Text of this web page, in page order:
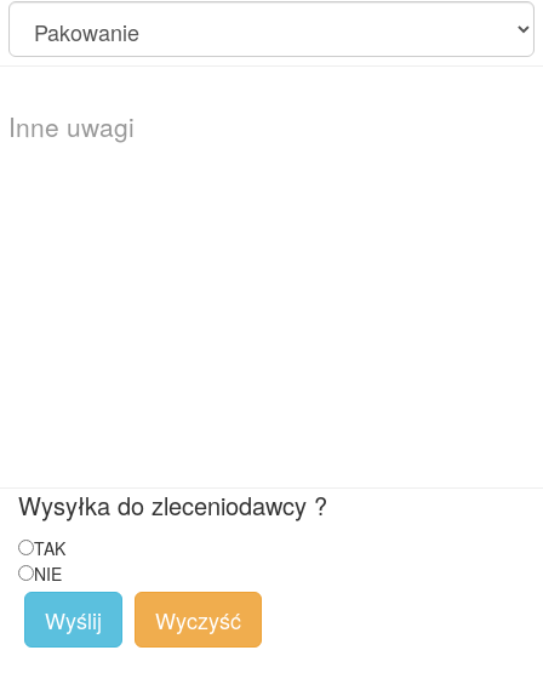
Wysyłka do zleceniodawcy ?
TAK
NIE
Wyślij Wyczyść